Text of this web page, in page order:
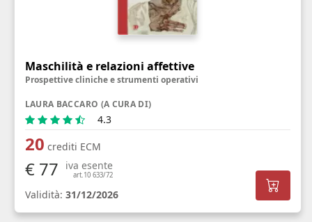
Maschilità e relazioni affettive
Prospettive cliniche e strumenti operativi
LAURA BACCARO (A CURA DI)
4.3
20 crediti ECM
€ 77 iva esente
art.10 633/72
Validità: 31/12/2026